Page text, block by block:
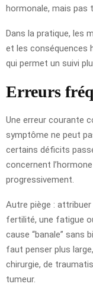
hormonale, mais pas
Dans la pratique, les
et les conséquences
qui permet un suivi
Erreurs
Une erreur courante
symptôme ne peut
certains déficits
concernent
progressivement.
Autre piège :
fertilité, une fatigue
cause “banale” sans
faut penser plus
chirurgie, de
tumeur.